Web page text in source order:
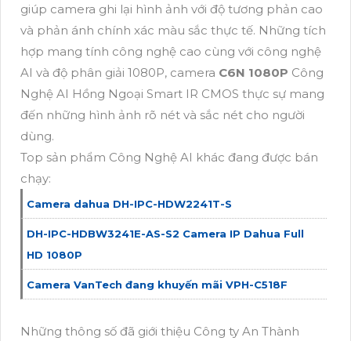
giúp camera ghi lại hình ảnh với độ tương phản cao
và phản ánh chính xác màu sắc thực tế. Những tích
hợp mang tính công nghệ cao cùng với công nghệ
AI và độ phân giải 1080P, camera C6N 1080P Công
Nghệ AI Hồng Ngoại Smart IR CMOS thực sự mang
đến những hình ảnh rõ nét và sắc nét cho người
dùng.
Top sản phẩm Công Nghệ AI khác đang được bán
chạy:
Camera dahua DH-IPC-HDW2241T-S
DH-IPC-HDBW3241E-AS-S2 Camera IP Dahua Full
HD 1080P
Camera VanTech đang khuyến mãi VPH-C518F
Những thông số đã giới thiệu Công ty An Thành